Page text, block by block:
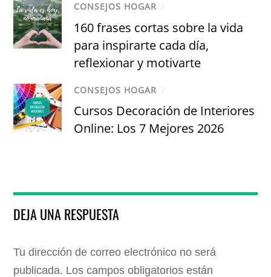
CONSEJOS HOGAR /
160 frases cortas sobre la vida
para inspirarte cada día,
reflexionar y motivarte
CONSEJOS HOGAR /
Cursos Decoración de Interiores
Online: Los 7 Mejores 2026
DEJA UNA RESPUESTA
Tu dirección de correo electrónico no será
publicada. Los campos obligatorios están